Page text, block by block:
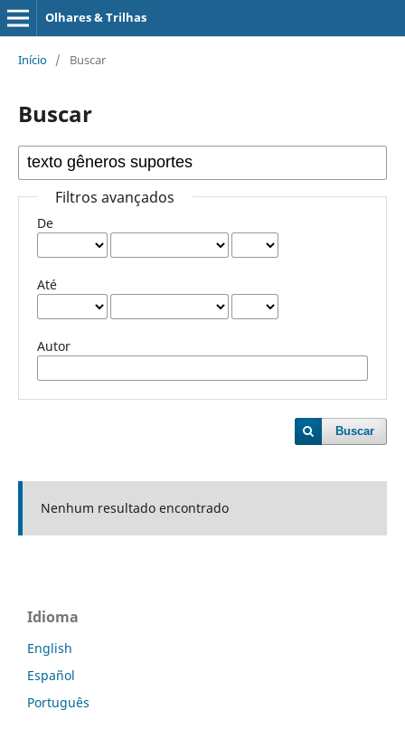
Olhares & Trilhas
Início / Buscar
Buscar
Filtros avançados
De
Até
Autor
Buscar
Nenhum resultado encontrado
Idioma
English
Español
Português